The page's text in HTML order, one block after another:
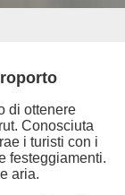
di ottenere
Conosciuta
i turisti con i
festeggiamenti.
aria.